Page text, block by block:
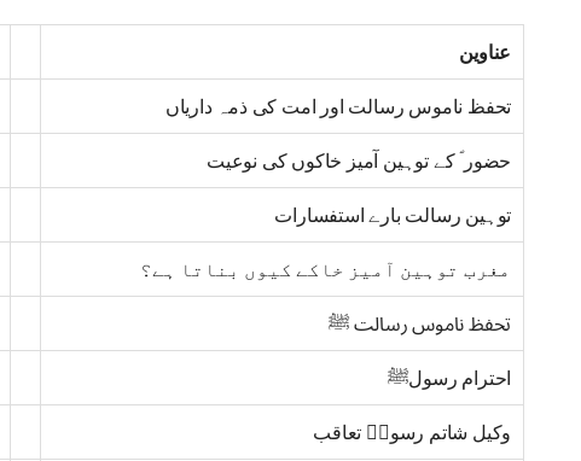
عناوین
تحفظ ناموس رسالت اور امت کی ذمہ داریاں
حضور ؐ کے توہین آمیز خاکوں کی نوعیت
توہین رسالت بارے استفسارات
مغرب توہین آمیز خاکے کیوں بناتا ہے؟
تحفظ ناموس رسالت ﷺ
احترام رسولﷺ
وکیل شاتم رسولؐ تعاقب